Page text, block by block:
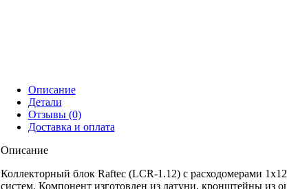
Описание
Детали
Отзывы (0)
Доставка и оплата
Описание
Коллекторный блок Raftec (LCR-1.12) с расходомерами
систем. Компонент изготовлен из латуни, кронштейны из